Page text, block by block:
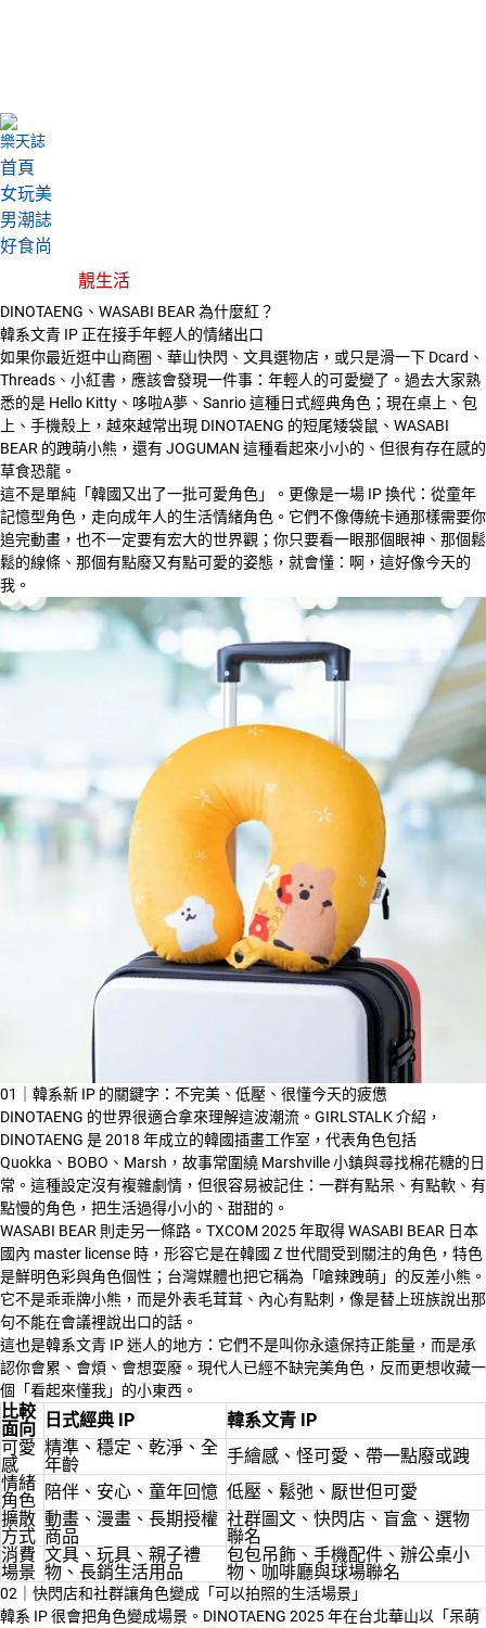
樂天誌
首頁
女玩美
男潮誌
好食尚
靚生活
DINOTAENG、WASABI BEAR 為什麼紅？
韓系文青 IP 正在接手年輕人的情緒出口
如果你最近逛中山商圈、華山快閃、文具選物店，或只是滑一下 Dcard、
Threads、小紅書，應該會發現一件事：年輕人的可愛變了。過去大家熟
悉的是 Hello Kitty、哆啦A夢、Sanrio 這種日式經典角色；現在桌上、包
上、手機殼上，越來越常出現 DINOTAENG 的短尾矮袋鼠、WASABI
BEAR 的跩萌小熊，還有 JOGUMAN 這種看起來小小的、但很有存在感的
草食恐龍。
這不是單純「韓國又出了一批可愛角色」。更像是一場 IP 換代：從童年
記憶型角色，走向成年人的生活情緒角色。它們不像傳統卡通那樣需要你
追完動畫，也不一定要有宏大的世界觀；你只要看一眼那個眼神、那個鬆
鬆的線條、那個有點廢又有點可愛的姿態，就會懂：啊，這好像今天的
我。
01｜韓系新 IP 的關鍵字：不完美、低壓、很懂今天的疲憊
DINOTAENG 的世界很適合拿來理解這波潮流。GIRLSTALK 介紹，
DINOTAENG 是 2018 年成立的韓國插畫工作室，代表角色包括
Quokka、BOBO、Marsh，故事常圍繞 Marshville 小鎮與尋找棉花糖的日
常。這種設定沒有複雜劇情，但很容易被記住：一群有點呆、有點軟、有
點慢的角色，把生活過得小小的、甜甜的。
WASABI BEAR 則走另一條路。TXCOM 2025 年取得 WASABI BEAR 日本
國內 master license 時，形容它是在韓國 Z 世代間受到關注的角色，特色
是鮮明色彩與角色個性；台灣媒體也把它稱為「嗆辣跩萌」的反差小熊。
它不是乖乖牌小熊，而是外表毛茸茸、內心有點刺，像是替上班族說出那
句不能在會議裡說出口的話。
這也是韓系文青 IP 迷人的地方：它們不是叫你永遠保持正能量，而是承
認你會累、會煩、會想耍廢。現代人已經不缺完美角色，反而更想收藏一
個「看起來懂我」的小東西。
比較
面向
日式經典 IP
韓系文青 IP
可愛
感
精準、穩定、乾淨、全
年齡
手繪感、怪可愛、帶一點廢或跩
情緒
角色 陪伴、安心、童年回憶 低壓、鬆弛、厭世但可愛
擴散
方式
動畫、漫畫、長期授權
商品
社群圖文、快閃店、盲盒、選物
聯名
消費
場景
文具、玩具、親子禮
物、長銷生活用品
包包吊飾、手機配件、辦公桌小
物、咖啡廳與球場聯名
02｜快閃店和社群讓角色變成「可以拍照的生活場景」
韓系 IP 很會把角色變成場景。DINOTAENG 2025 年在台北華山以「呆萌